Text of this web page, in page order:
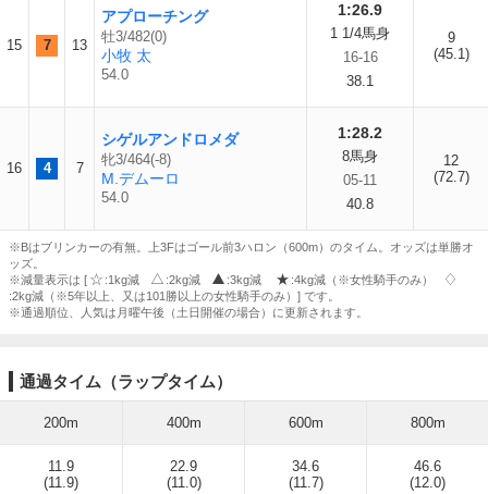
15 7 13
アプローチング
牡3/482(0)
小牧 太
54.0
1:26.9
1 1/4馬身
16-16
38.1
9
(45.1)
16 4 7
シゲルアンドロメダ
牝3/464(-8)
M.デムーロ
54.0
1:28.2
8馬身
05-11
40.8
12
(72.7)
※Bはブリンカーの有無。上3Fはゴール前3ハロン（600m）のタイム。オッズは単勝オ
ッズ。
※減量表示は [
:1kg減 :2kg減 :3kg減
:4kg減（※女性騎手のみ）
:2kg減（※5年以上、又は101勝以上の女性騎手のみ）] です。
※通過順位、人気は月曜午後（土日開催の場合）に更新されます。
通過タイム（ラップタイム）
200m 400m 600m 800m
11.9
(11.9)
22.9
(11.0)
34.6
(11.7)
46.6
(12.0)